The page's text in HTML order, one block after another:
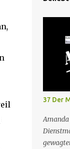
37 Der
Amanda